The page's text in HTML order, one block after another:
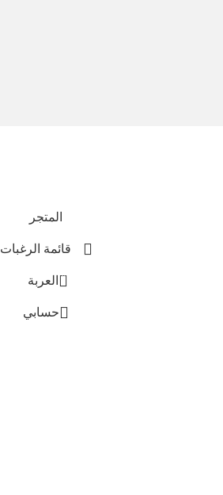
المتجر
قائمة الرغبات
0 العربة
حسابي